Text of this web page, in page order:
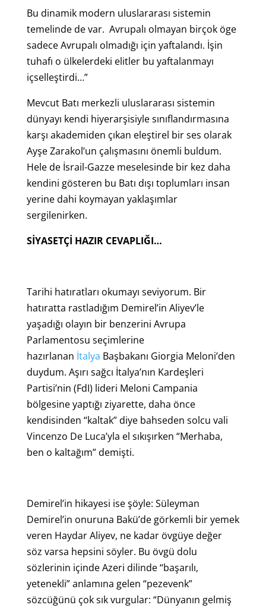
Bu dinamik modern uluslararası sistemin
temelinde de var. Avrupalı olmayan birçok öge
sadece Avrupalı olmadığı için yaftalandı. İşin
tuhafı o ülkelerdeki elitler bu yaftalanmayı
içselleştirdi…”
Mevcut Batı merkezli uluslararası sistemin
dünyayı kendi hiyerarşisiyle sınıflandırmasına
karşı akademiden çıkan eleştirel bir ses olarak
Ayşe Zarakol’un çalışmasını önemli buldum.
Hele de İsrail-Gazze meselesinde bir kez daha
kendini gösteren bu Batı dışı toplumları insan
yerine dahi koymayan yaklaşımlar
sergilenirken.
SİYASETÇİ HAZIR CEVAPLIĞI…
Tarihi hatıratları okumayı seviyorum. Bir
hatıratta rastladığım Demirel’in Aliyev’le
yaşadığı olayın bir benzerini Avrupa
Parlamentosu seçimlerine
hazırlanan İtalya Başbakanı Giorgia Meloni’den
duydum. Aşırı sağcı İtalya’nın Kardeşleri
Partisi’nin (FdI) lideri Meloni Campania
bölgesine yaptığı ziyarette, daha önce
kendisinden “kaltak” diye bahseden solcu vali
Vincenzo De Luca’yla el sıkışırken “Merhaba,
ben o kaltağım” demişti.
Demirel’in hikayesi ise şöyle: Süleyman
Demirel’in onuruna Bakü’de görkemli bir yemek
veren Haydar Aliyev, ne kadar övgüye değer
söz varsa hepsini söyler. Bu övgü dolu
sözlerinin içinde Azeri dilinde “başarılı,
yetenekli” anlamına gelen “pezevenk”
sözcüğünü çok sık vurgular: “Dünyanın gelmiş